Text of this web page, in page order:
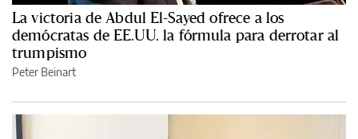
La victoria de Abdul El-Sayed ofrece a los
demócratas de EE.UU. la fórmula para derrotar al
trumpismo
Peter Beinart